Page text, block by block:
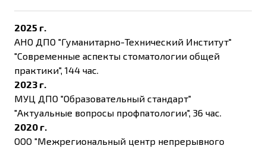
2025 г.
АНО ДПО "Гуманитарно-Технический Институт"
"Современные аспекты стоматологии общей
практики", 144 час.
2023 г.
МУЦ ДПО "Образовательный стандарт"
"Актуальные вопросы профпатологии", 36 час.
2020 г.
ООО "Межрегиональный центр непрерывного